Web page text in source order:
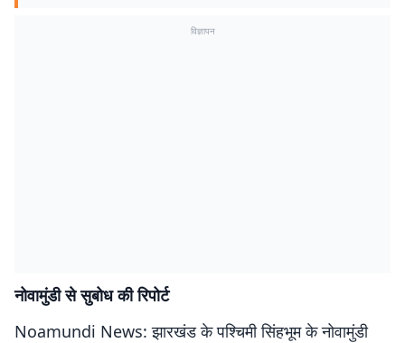
विज्ञापन
नोवामुंडी से सुबोध की रिपोर्ट
Noamundi News: झारखंड के पश्चिमी सिंहभूम के नोवामुंडी